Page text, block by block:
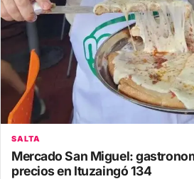
SALTA
Mercado San Miguel:
precios en Ituzaingó 134